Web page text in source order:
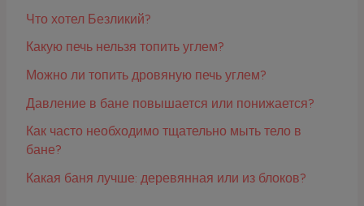
Что хотел Безликий?
Какую печь нельзя топить углем?
Можно ли топить дровяную печь углем?
Давление в бане повышается или понижается?
Как часто необходимо тщательно мыть тело в
бане?
Какая баня лучше: деревянная или из блоков?